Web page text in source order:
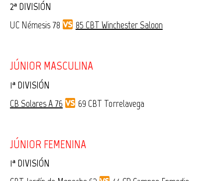
2ª DIVISIÓN
UC Némesis 78
85 CBT Winchester Saloon
JÚNIOR MASCULINA
1ª DIVISIÓN
CB Solares A 76
69 CBT Torrelavega
JÚNIOR FEMENINA
1ª DIVISIÓN